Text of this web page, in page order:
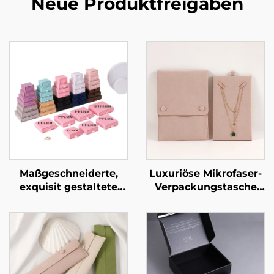
Maßgeschneiderte,
exquisit gestaltete
mit Signatur-Design –
starre
Kartonverpackung für
Schmuckornamente,
exklusive Artefakt-Box
Luxuriöse Mikrofaser-
Verpackungstasche
stabilisierender
Karton-Einlage –
Schmuckbeutel für
Halsketten und
Armbänder mit